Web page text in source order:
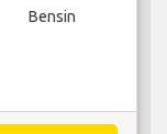
Bensin